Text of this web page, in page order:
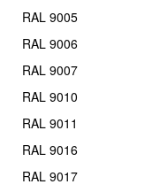
RAL 9005
RAL 9006
RAL 9007
RAL 9010
RAL 9011
RAL 9016
RAL 9017